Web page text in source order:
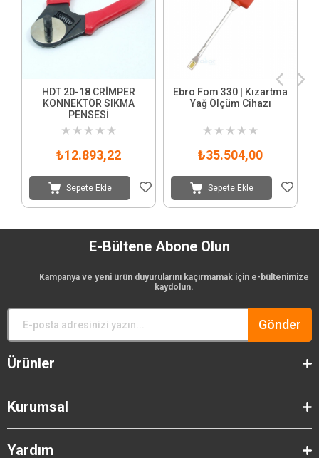
HDT 20-18 CRİMPER
KONNEKTÖR SIKMA
PENSESİ
★ ★ ★ ★ ★
₺12.893,22
Sepete Ekle
Ebro Fom 330 | Kızartma
Yağ Ölçüm Cihazı
★ ★ ★ ★ ★
₺35.504,00
Sepete Ekle
E-Bültene Abone Olun
Kampanya ve yeni ürün duyurularını kaçırmamak için e-bültenimize
kaydolun.
Gönder
Ürünler
Kurumsal
Yardım